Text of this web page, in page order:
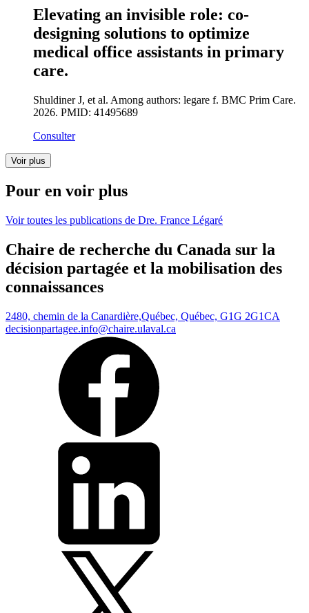
Elevating an invisible role: co-
designing solutions to optimize
medical office assistants in primary
care.
Shuldiner J, et al. Among authors: legare f. BMC Prim Care.
2026. PMID: 41495689
Consulter
Voir plus
Pour en voir plus
Voir toutes les publications de Dre. France Légaré
Chaire de recherche du Canada sur la
décision partagée et la mobilisation des
connaissances
2480, chemin de la Canardière,Québec, Québec, G1G 2G1CA
decisionpartagee.info@chaire.ulaval.ca